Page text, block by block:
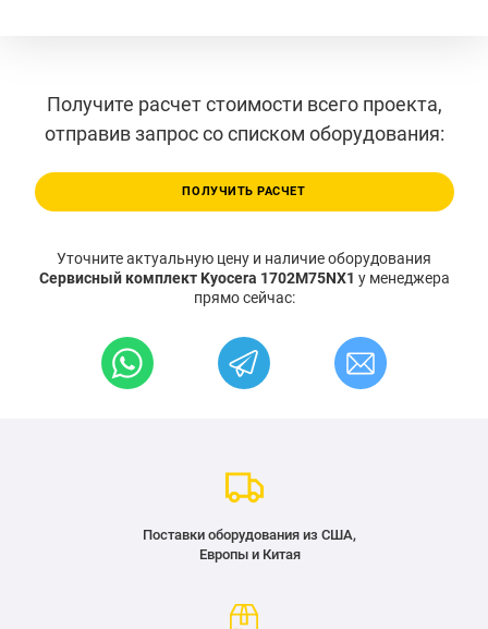
Получите расчет стоимости всего проекта,
отправив запрос со списком оборудования:
ПОЛУЧИТЬ РАСЧЕТ
Уточните актуальную цену и наличие оборудования
Сервисный комплект Kyocera 1702M75NX1 у менеджера
прямо сейчас:
Поставки оборудования из США,
Европы и Китая